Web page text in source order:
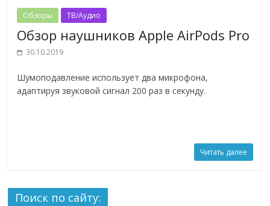
Обзоры ТВ/Аудио
Обзор наушников Apple AirPods Pro
30.10.2019
Шумоподавление использует два микрофона,
адаптируя звуковой сигнал 200 раз в секунду.
Читать далее
Поиск по сайту: